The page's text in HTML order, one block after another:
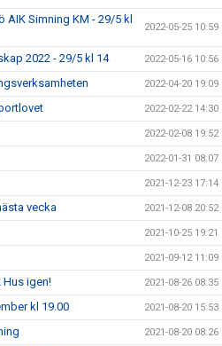
Simning KM - 29/5 kl
2022-05-25 10:59
2022 - 29/5 kl 14 2022-05-16 10:56
2022-04-20 19:09
2022-02-22 14:30
2022-02-08 19:52
2022-01-31 08:07
2021-12-23 17:14
vecka 2021-12-08 20:52
2021-10-25 19:21
2021-09-12 11:09
Hus igen! 2021-08-26 08:35
kl 19.00 2021-08-20 15:53
2021-08-20 08:26